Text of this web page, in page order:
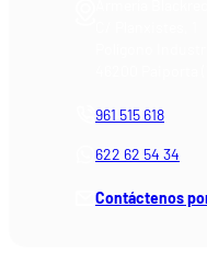
961 515 618
622 62 54 34
Contáctenos